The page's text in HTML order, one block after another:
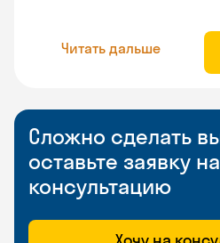
Читать дальше
Сложно сделать
оставьте заявку
консультацию